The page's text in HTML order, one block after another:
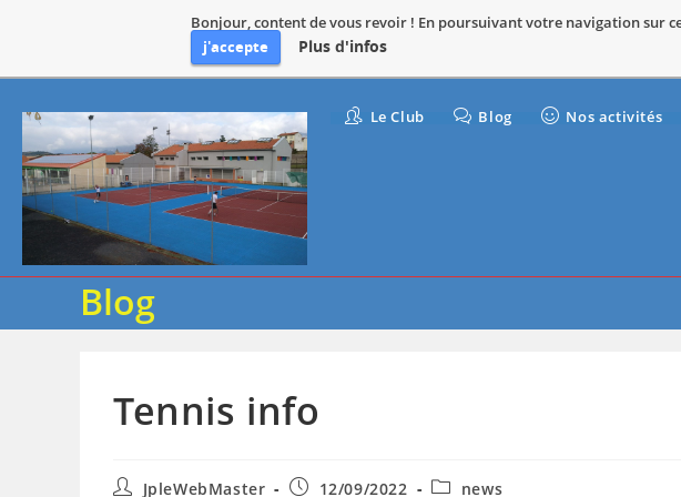
Bonjour, content de vous revoir ! En poursuivant votre navigation sur
j'accepte
Plus d'infos
content
Le Club Blog Nos activités
Blog
Tennis info
Auteur/autrice
JpleWebMaster
Publication
12/09/2022
Postnews